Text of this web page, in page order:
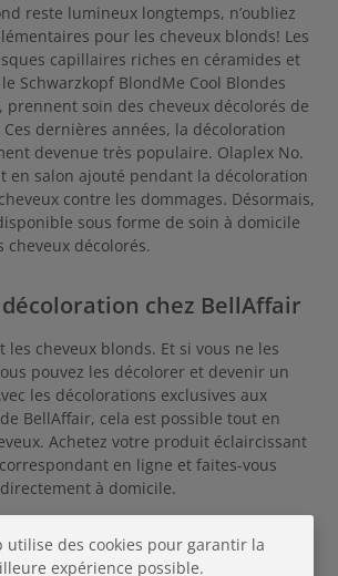
reste lumineux longtemps, n’oubliez
pour les cheveux blonds! Les
capillaires riches en céramides et
Schwarzkopf BlondMe Cool Blondes
prennent soin des cheveux décolorés de
dernières années, la décoloration
devenue très populaire. Olaplex No.
en salon ajouté pendant la décoloration
contre les dommages. Désormais,
sous forme de soin à domicile
décolorés.
chez BellAffair
les cheveux blonds. Et si vous ne les
pouvez les décolorer et devenir un
les décolorations exclusives aux
BellAffair, cela est possible tout en
Achetez votre produit éclaircissant
en ligne et faites-vous
à domicile.
utilise des cookies pour garantir la
expérience possible.